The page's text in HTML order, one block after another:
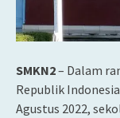
SMKN2– Dalam
Republik
Agustus 2022,